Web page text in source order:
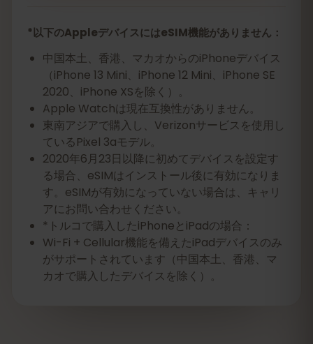
*以下のAppleデバイスにはeSIM機能がありません：
中国本土、香港、マカオからのiPhoneデバイス
（iPhone 13 Mini、iPhone 12 Mini、iPhone SE
2020、iPhone XSを除く）。
Apple Watchは現在互換性がありません。
東南アジアで購入し、Verizonサービスを使用し
ているPixel 3aモデル。
2020年6月23日以降に初めてデバイスを設定す
る場合、eSIMはインストール後に有効になりま
す。eSIMが有効になっていない場合は、キャリ
アにお問い合わせください。
*トルコで購入したiPhoneとiPadの場合：
Wi-Fi + Cellular機能を備えたiPadデバイスのみ
がサポートされています（中国本土、香港、マ
カオで購入したデバイスを除く）。